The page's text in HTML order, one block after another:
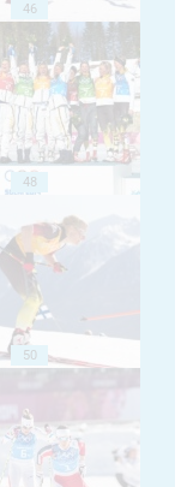
46
48
50